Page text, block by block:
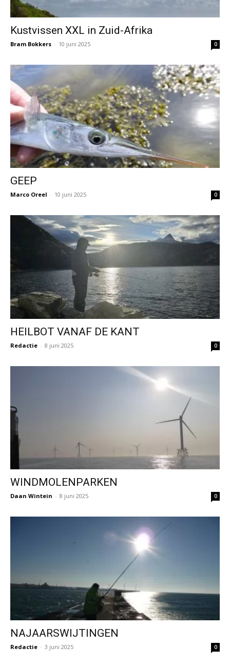
Kustvissen XXL in Zuid-Afrika
Bram Bokkers - 10 juni 2025 0
GEEP
Marco Oreel - 10 juni 2025 0
HEILBOT VANAF DE KANT
Redactie - 8 juni 2025 0
WINDMOLENPARKEN
Daan Wintein - 8 juni 2025 0
NAJAARSWIJTINGEN
Redactie - 3 juni 2025 0